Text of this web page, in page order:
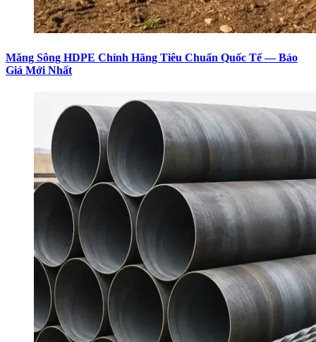
Măng Sông HDPE Chính Hãng Tiêu Chuẩn Quốc Tế — Báo
Giá Mới Nhất